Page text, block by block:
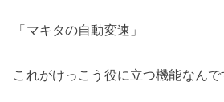
「マキタの自動変速」
これがけっこう役に立つ機能なんで